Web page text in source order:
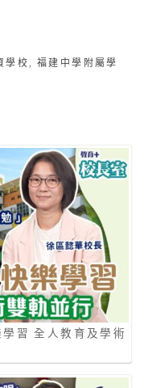
學校
福建中學附屬學
習 全人教育及學術